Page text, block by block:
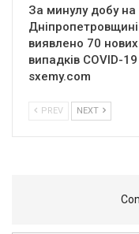
За минулу добу на
Дніпропетровщині
виявлено 70 нових
випадків COVID-
sxemy.com
PREV NEXT